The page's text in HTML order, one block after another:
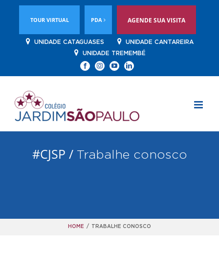
TOUR VIRTUAL PDA AGENDE SUA VISITA
UNIDADE CATAGUASES
UNIDADE CANTAREIRA
UNIDADE TREMEMBÉ
FacebookInstagramYouTubeLinkedin
#CJSP / Trabalhe conosco
HOME / TRABALHE CONOSCO